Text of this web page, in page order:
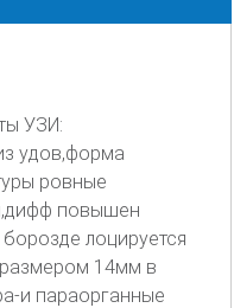
УЗИ:
удов,форма
ровные
повышен
лоцируется
14мм в
и параорганные